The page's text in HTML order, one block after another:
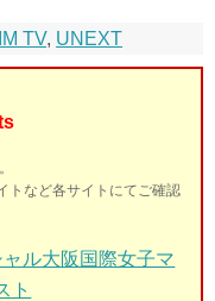
TV, UNEXT
トなど各サイトにてご確認
ル大阪国際女子マ
ト